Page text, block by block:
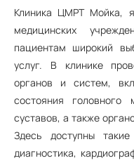
Клиника ЦМРТ Мойка,
медицинских
пациентам широкий
услуг. В клинике
органов и систем,
состояния головного
суставов, а также
Здесь доступны
диагностика,